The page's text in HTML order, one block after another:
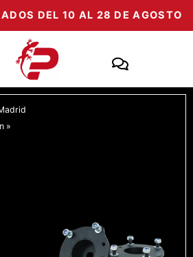
DEL 10 AL 28 DE AGOSTO
»